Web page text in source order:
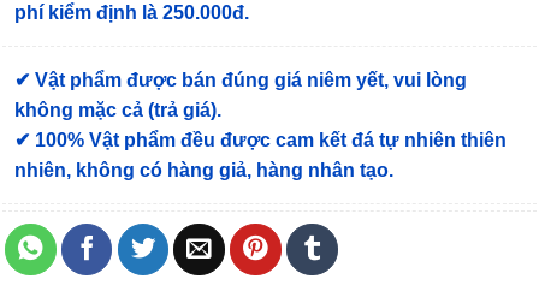
phí kiểm định là 250.000đ.
✔ Vật phẩm được bán đúng giá niêm yết, vui lòng
không mặc cả (trả giá).
✔ 100% Vật phẩm đều được cam kết đá tự nhiên thiên
nhiên, không có hàng giả, hàng nhân tạo.